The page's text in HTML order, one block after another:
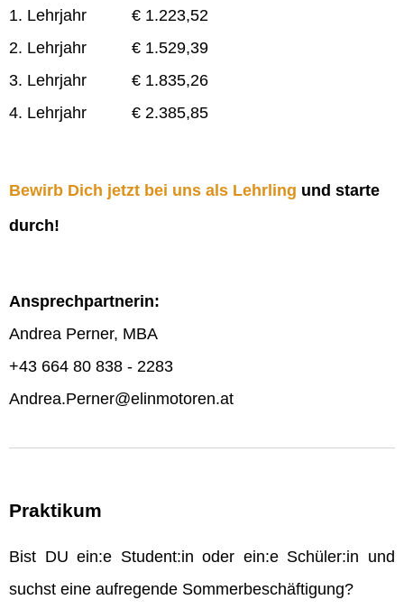
1. Lehrjahr € 1.223,52
2. Lehrjahr € 1.529,39
3. Lehrjahr € 1.835,26
4. Lehrjahr € 2.385,85
Bewirb Dich jetzt bei uns als Lehrling und starte
durch!
Ansprechpartnerin:
Andrea Perner, MBA
+43 664 80 838 - 2283
Andrea.Perner@elinmotoren.at
Praktikum
Bist DU ein:e Student:in oder ein:e Schüler:in und
suchst eine aufregende Sommerbeschäftigung?